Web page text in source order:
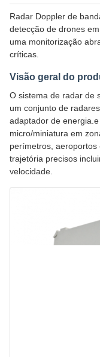
Radar Doppler de
detecção de drones
uma monitorização
críticas.
Visão geral do
O sistema de radar de
um conjunto de
adaptador de
micro/miniatura em
perímetros,
trajetória precisos
velocidade.